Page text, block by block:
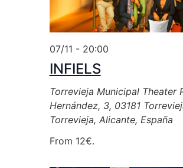
INFIELS
07/11 - 20:00
Torrevieja Municipal Theater
Hernández, 3, 03181
Torrevieja, Alicante, España
From 12€.